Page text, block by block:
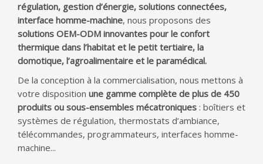
régulation, gestion d’énergie, solutions connectées,
interface homme-machine, nous proposons des
solutions OEM-ODM innovantes pour le confort
thermique dans l’habitat et le petit tertiaire, la
domotique, l’agroalimentaire et le paramédical.
De la conception à la commercialisation, nous mettons à
votre disposition une gamme complète de plus de 450
produits ou sous-ensembles mécatroniques : boîtiers et
systèmes de régulation, thermostats d’ambiance,
télécommandes, programmateurs, interfaces homme-
machine...